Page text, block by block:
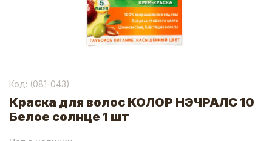
Код: (081-043)
Краска для волос КОЛОР НЭЧРАЛС 10
Белое солнце 1 шт